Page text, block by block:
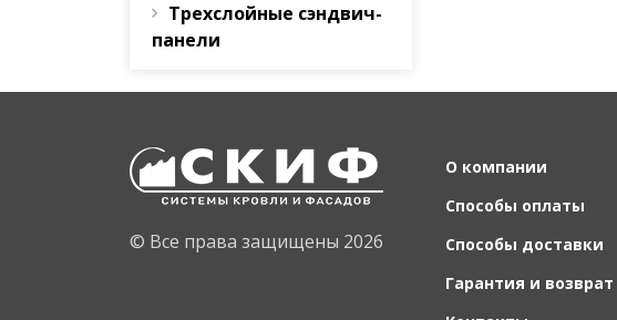
Трехслойные сэндвич-
панели
© Все права защищены 2026
О компании
Способы оплаты
Способы доставки
Гарантия и возврат